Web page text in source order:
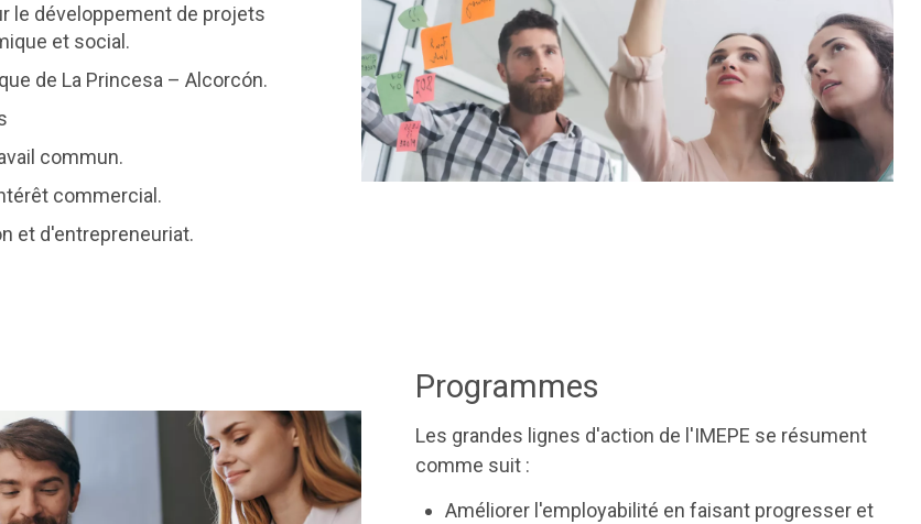
le développement de projets
et social.
de La Princesa – Alcorcón.
commun.
commercial.
et d'entrepreneuriat.
Programmes
Les grandes lignes d'action de l'IMEPE se résument
comme suit :
Améliorer l'employabilité en faisant progresser et